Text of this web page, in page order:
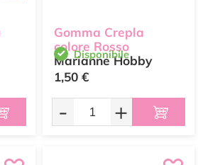
Gomma Crepla
colore Rosso
Marianne Hobby
Disponibile
1,50 €
- +